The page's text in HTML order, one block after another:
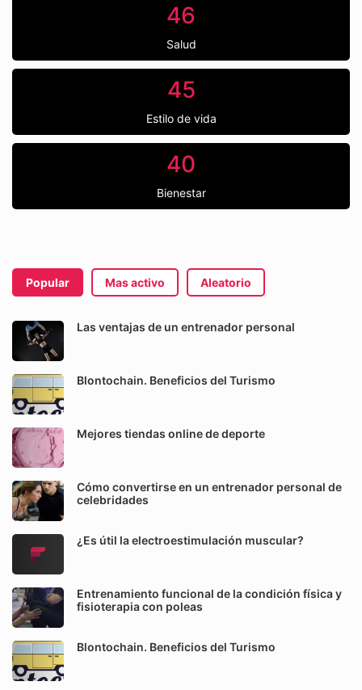
46
Salud
45
Estilo de vida
40
Bienestar
Popular Mas activo Aleatorio
Las ventajas de un entrenador personal
Blontochain. Beneficios del Turismo
Mejores tiendas online de deporte
Cómo convertirse en un entrenador personal de
celebridades
¿Es útil la electroestimulación muscular?
Entrenamiento funcional de la condición física y
fisioterapia con poleas
Blontochain. Beneficios del Turismo